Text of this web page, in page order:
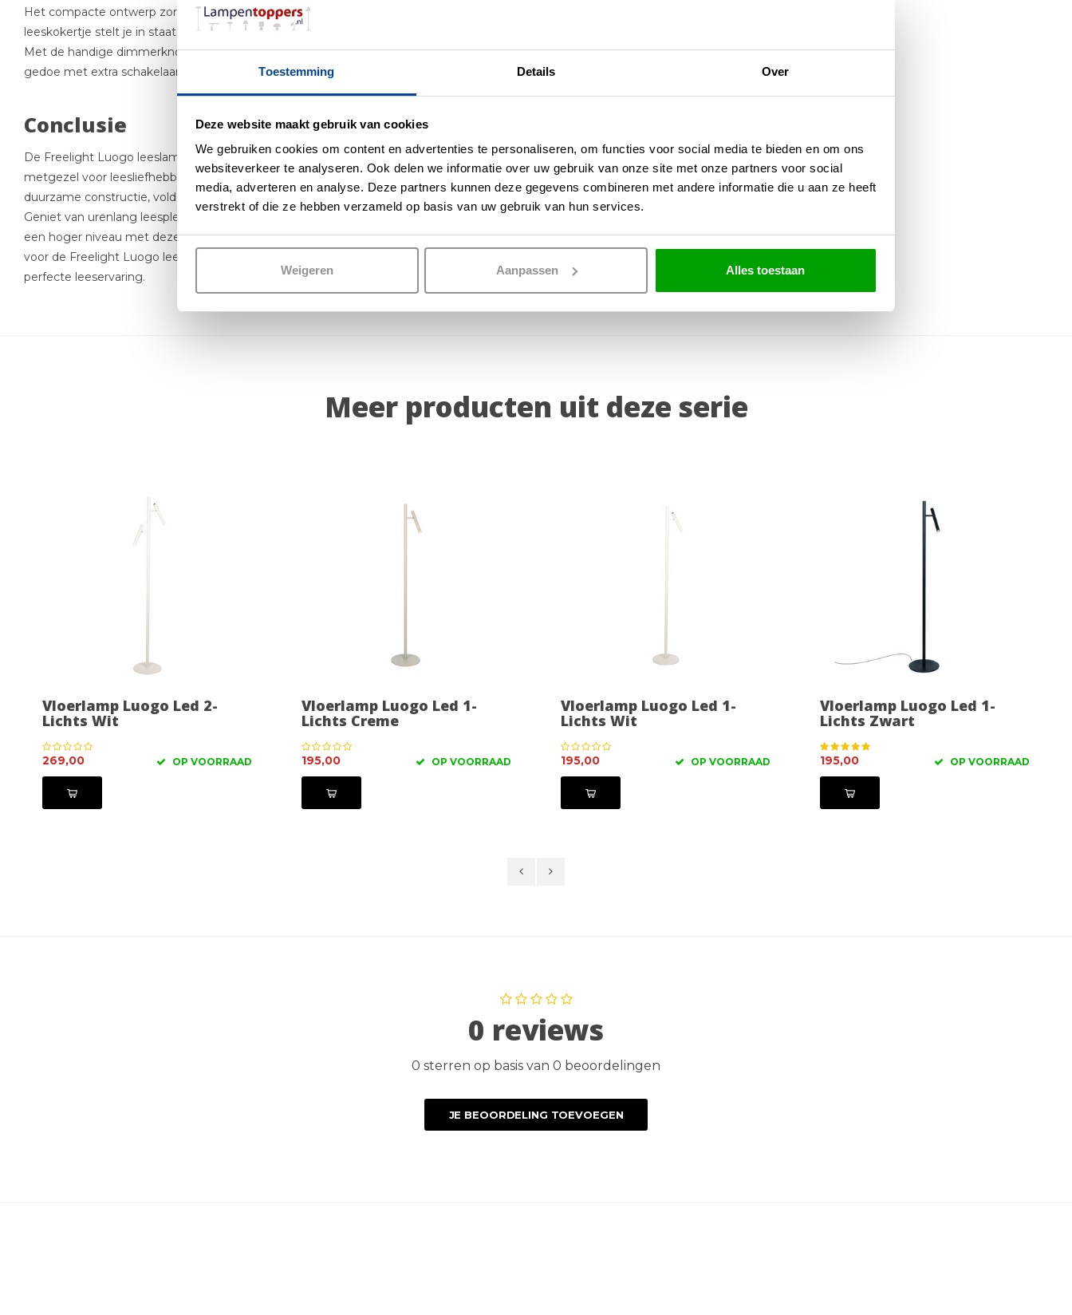
Toestemming Details Over
Deze website maakt gebruik van cookies
We gebruiken cookies om content en advertenties te personaliseren, om functies voor social media te bieden en om ons
websiteverkeer te analyseren. Ook delen we informatie over uw gebruik van onze site met onze partners voor social
media, adverteren en analyse. Deze partners kunnen deze gegevens combineren met andere informatie die u aan ze heeft
verstrekt of die ze hebben verzameld op basis van uw gebruik van hun services.
Weigeren Aanpassen Alles toestaan
Het compacte ontwerp zorgt ervoor dat hij in kleine ruimtes past, en het flexibele
leeskokertje stelt je in staat om de verlichting precies waar je die nodig hebt te richten.
Met de handige dimmerknop kun je de lichtintensiteit moeiteloos aanpassen, zonder
gedoe met extra schakelaars of afstandsbedieningen.
Conclusie
De Freelight Luogo leeslamp met LED-technologie en ingebouwde dimmer is de ideale
metgezel voor leesliefhebbers. Met zijn stijlvolle ontwerp, aanpasbare verlichting en
duurzame constructie, voldoet deze leeslamp aan al je behoeften en verwachtingen.
Geniet van urenlang leesplezier zonder vermoeide ogen en verhef je leeservaring naar
een hoger niveau met deze verlichte metgezel. Kies voor kwaliteit, stijl en comfort – kies
voor de Freelight Luogo leeslamp. Ontdek zelf de magie van het juiste licht voor de
perfecte leeservaring.
Meer producten uit deze serie
Vloerlamp Luogo Led 2-
Lichts Wit
269,00 OP VOORRAAD
Vloerlamp Luogo Led 1-
Lichts Creme
195,00 OP VOORRAAD
Vloerlamp Luogo Led 1-
Lichts Wit
195,00 OP VOORRAAD
Vloerlamp Luogo Led 1-
Lichts Zwart
195,00 OP VOORRAAD
0 reviews
0 sterren op basis van 0 beoordelingen
JE BEOORDELING TOEVOEGEN